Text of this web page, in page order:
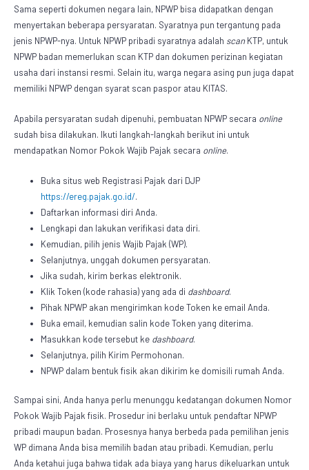
Sama seperti dokumen negara lain, NPWP bisa didapatkan dengan
menyertakan beberapa persyaratan. Syaratnya pun tergantung pada
jenis NPWP-nya. Untuk NPWP pribadi syaratnya adalah scanKTP, untuk
NPWP badan memerlukan scan KTP dan dokumen perizinan kegiatan
usaha dari instansi resmi. Selain itu, warga negara asing pun juga dapat
memiliki NPWP dengan syarat scan paspor atau KITAS.
Apabila persyaratan sudah dipenuhi, pembuatan NPWP secara online
sudah bisa dilakukan. Ikuti langkah-langkah berikut ini untuk
mendapatkan Nomor Pokok Wajib Pajak secara online.
Buka situs web Registrasi Pajak dari DJP
https://ereg.pajak.go.id/.
Daftarkan informasi diri Anda.
Lengkapi dan lakukan verifikasi data diri.
Kemudian, pilih jenis Wajib Pajak (WP).
Selanjutnya, unggah dokumen persyaratan.
Jika sudah, kirim berkas elektronik.
Klik Token (kode rahasia) yang ada di dashboard.
Pihak NPWP akan mengirimkan kode Token ke email Anda.
Buka email, kemudian salin kode Token yang diterima.
Masukkan kode tersebut ke dashboard.
Selanjutnya, pilih Kirim Permohonan.
NPWP dalam bentuk fisik akan dikirim ke domisili rumah Anda.
Sampai sini, Anda hanya perlu menunggu kedatangan dokumen Nomor
Pokok Wajib Pajak fisik. Prosedur ini berlaku untuk pendaftar NPWP
pribadi maupun badan. Prosesnya hanya berbeda pada pemilihan jenis
WP dimana Anda bisa memilih badan atau pribadi. Kemudian, perlu
Anda ketahui juga bahwa tidak ada biaya yang harus dikeluarkan untuk